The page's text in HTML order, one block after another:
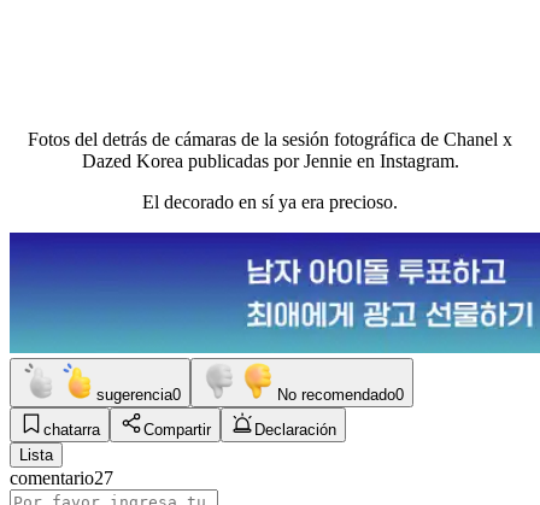
Fotos del detrás de cámaras de la sesión fotográfica de Chanel x
Dazed Korea publicadas por Jennie en Instagram.
El decorado en sí ya era precioso.
sugerencia0 No recomendado0
chatarra
Compartir
Declaración
Lista
comentario27